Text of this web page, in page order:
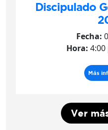
Discipulado
Fecha:
Hora: 4:00
Más
Ver